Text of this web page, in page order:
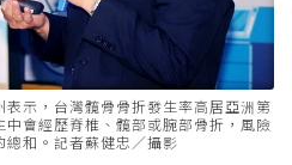
示，台灣髖骨骨折發生率高居亞洲第
會經歷脊椎、髖部或腕部骨折，風險
和。記者蘇健忠／攝影